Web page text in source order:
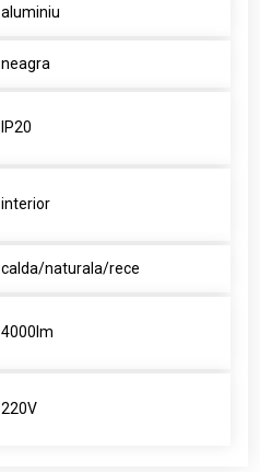
aluminiu
neagra
IP20
interior
calda/naturala/rece
4000lm
220V